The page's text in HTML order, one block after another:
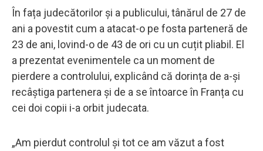
În fața judecătorilor și a publicului, tânărul de 27 de
ani a povestit cum a atacat-o pe fosta parteneră de
23 de ani, lovind-o de 43 de ori cu un cuțit pliabil. El
a prezentat evenimentele ca un moment de
pierdere a controlului, explicând că dorința de a-și
recâștiga partenera și de a se întoarce în Franța cu
cei doi copii i-a orbit judecata.
„Am pierdut controlul și tot ce am văzut a fost